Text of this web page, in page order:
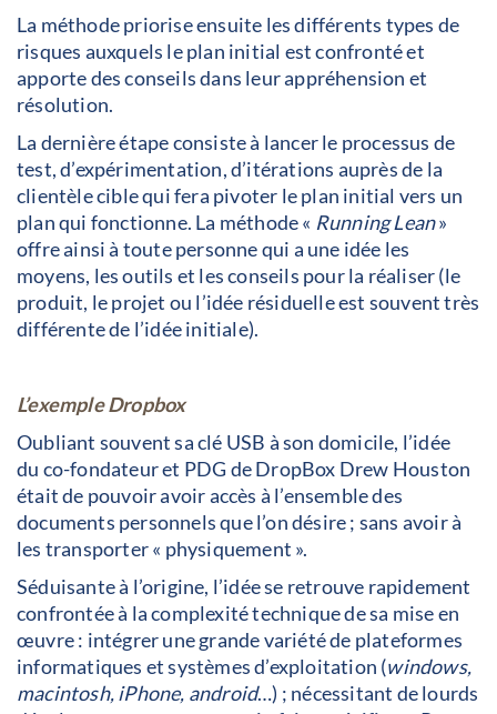
La méthode priorise ensuite les différents types de
risques auxquels le plan initial est confronté et
apporte des conseils dans leur appréhension et
résolution.
La dernière étape consiste à lancer le processus de
test, d’expérimentation, d’itérations auprès de la
clientèle cible qui fera pivoter le plan initial vers un
plan qui fonctionne. La méthode « Running Lean»
offre ainsi à toute personne qui a une idée les
moyens, les outils et les conseils pour la réaliser (le
produit, le projet ou l’idée résiduelle est souvent très
différente de l’idée initiale).
L’exemple Dropbox
Oubliant souvent sa clé USB à son domicile, l’idée
du co-fondateur et PDG de DropBox Drew Houston
était de pouvoir avoir accès à l’ensemble des
documents personnels que l’on désire ; sans avoir à
les transporter « physiquement ».
Séduisante à l’origine, l’idée se retrouve rapidement
confrontée à la complexité technique de sa mise en
œuvre : intégrer une grande variété de plateformes
informatiques et systèmes d’exploitation (windows,
macintosh, iPhone, android…) ; nécessitant de lourds